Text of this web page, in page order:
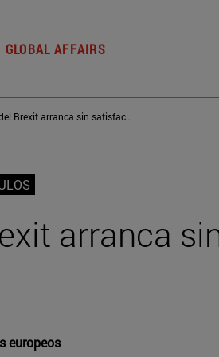
GLOBAL AFFAIRS
El acuerdo pesquero del Brexit arranca sin satisfacer del todo a nadie
arranca
europeos